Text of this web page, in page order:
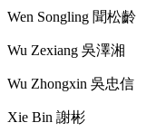
Wen Songling 聞松齡
Wu Zexiang 吳澤湘
Wu Zhongxin 吳忠信
Xie Bin 謝彬